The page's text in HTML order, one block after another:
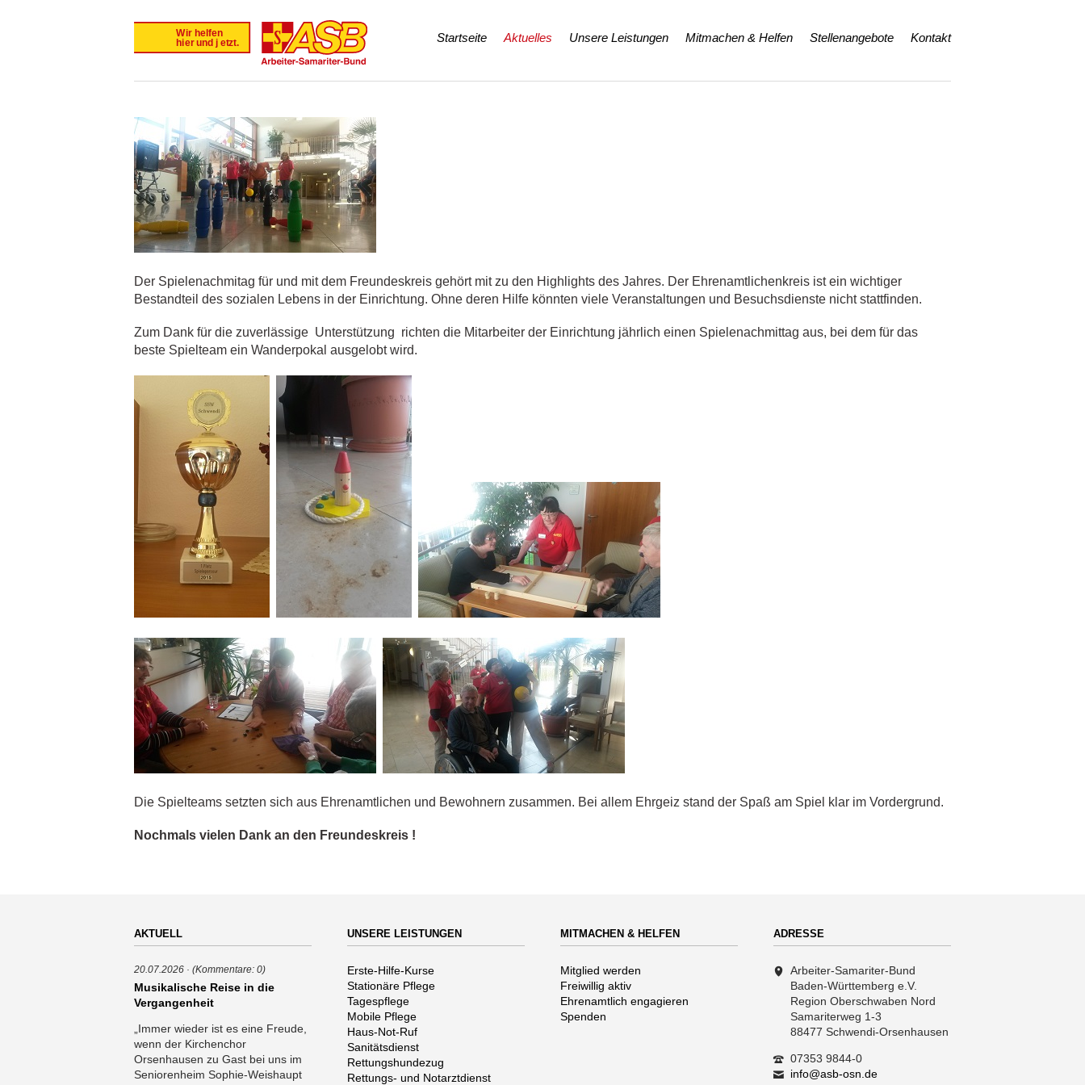
Navigation
Startseite Aktuelles Unsere Leistungen Mitmachen & Helfen Stellenangebote Kontakt
Der Spielenachmitag für und mit dem Freundeskreis gehört mit zu den Highlights des Jahres. Der Ehrenamtlichenkreis ist ein wichtiger
Bestandteil des sozialen Lebens in der Einrichtung. Ohne deren Hilfe könnten viele Veranstaltungen und Besuchsdienste nicht stattfinden.
Zum Dank für die zuverlässige Unterstützung richten die Mitarbeiter der Einrichtung jährlich einen Spielenachmittag aus, bei dem für das
beste Spielteam ein Wanderpokal ausgelobt wird.
Die Spielteams setzten sich aus Ehrenamtlichen und Bewohnern zusammen. Bei allem Ehrgeiz stand der Spaß am Spiel klar im Vordergrund.
Nochmals vielen Dank an den Freundeskreis !
AKTUELL
20.07.2026 (Kommentare: 0)
Musikalische Reise in die
Vergangenheit
„Immer wieder ist es eine Freude,
wenn der Kirchenchor
Orsenhausen zu Gast bei uns im
Seniorenheim Sophie-Weishaupt
UNSERE LEISTUNGEN
Navigation
überspringen
Erste-Hilfe-Kurse
Stationäre Pflege
Tagespflege
Mobile Pflege
Haus-Not-Ruf
Sanitätsdienst
Rettungshundezug
Rettungs- und Notarztdienst
MITMACHEN & HELFEN
Navigation
überspringen
Mitglied werden
Freiwillig aktiv
Ehrenamtlich engagieren
Spenden
ADRESSE
Arbeiter-Samariter-Bund
Baden-Württemberg e.V.
Region Oberschwaben Nord
Samariterweg 1-3
88477 Schwendi-Orsenhausen
07353 9844-0
info@asb-osn.de